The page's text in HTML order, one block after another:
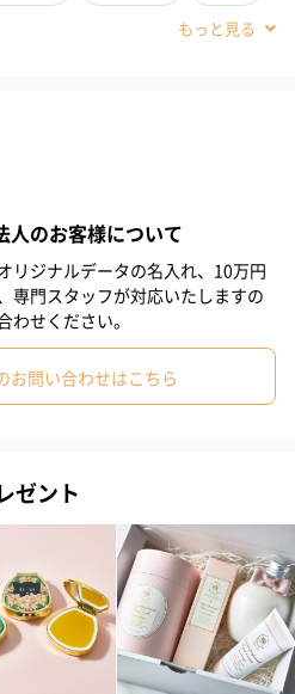
上がりました。
女性の肌にもやさしいです。
感
28gと細型サイズなのでスーツのポ
時にケアすることができます。
るベタつき感がなく、さらっと
#妻 #母親
人のお客様について
リジナルデータの名入れ、10万円
専門スタッフが対応いたしますの
せください。
お問い合わせはこちら
ゼント